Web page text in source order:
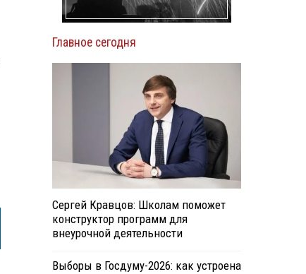
Главное сегодня
Сергей Кравцов: Школам поможет
конструктор программ для
внеурочной деятельности
Выборы в Госдуму-2026: как устроена